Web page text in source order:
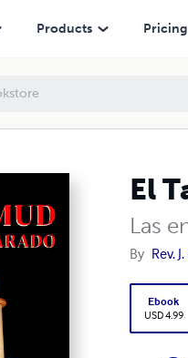
Products Pricing
El
Las
By Rev.
Ebook
USD 4.99